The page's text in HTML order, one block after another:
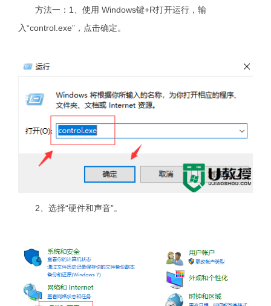
方法一：1、使用 Windows键+R打开运行，输
入“control.exe”，点击确定。
2、选择“硬件和声音”。